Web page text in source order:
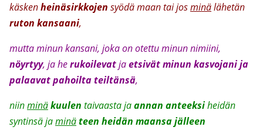
käskenheinäsirkkojen syödä maan tai josminälähetän
ruton kansaani,
mutta minun kansani, joka on otettu minun nimiini,
nöyrtyy, ja herukoilevatjaetsivät minun kasvojani ja
palaavat pahoilta teiltänsä,
niinminäkuulen taivaasta jaannan anteeksiheidän
syntinsä jaminäteen heidän maansa jälleen